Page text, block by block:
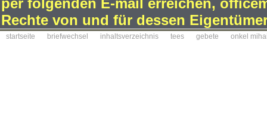
per folgenden E-mail erreichen,
Rechte von und für dessen
startseite briefwechsel inhaltsverzeichnis tees gebete onkel